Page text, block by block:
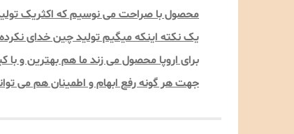
محصول با صراحت می نوسیم که اکثریک
برای اروپا محصول می زند ما هم بهترین و
جهت هر گونه رفع ابهام و اطمینان هم می توانید با